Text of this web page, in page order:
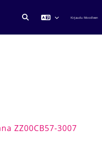
VAIHDA Kirjaudu Moodleen
ZZ00CB57-3007